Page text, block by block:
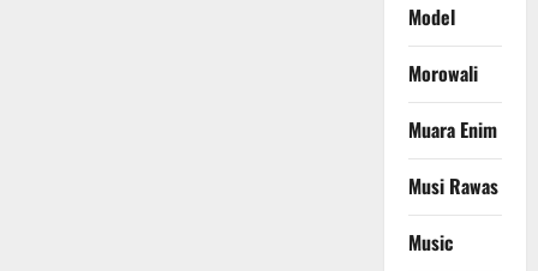
Model
Morowali
Muara Enim
Musi Rawas
Music